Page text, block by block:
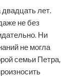
лет.
не без
Ни
не могла
семьи Петра,